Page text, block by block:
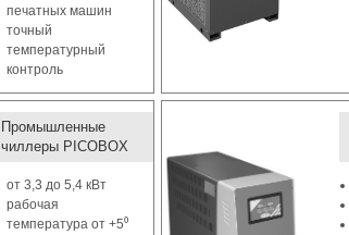
печатных машин
точный
температурный
контроль
Промышленные
чиллеры PICOBOX
от 3,3 до 5,4 кВт
рабочая
температура от +5⁰